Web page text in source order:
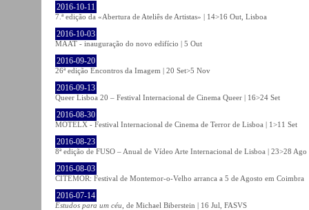
2016-10-11
7.ª edição da «Abertura de Ateliês de Artistas» | 14>16 Out, Lisboa
2016-10-03
MAAT - inauguração do novo edifício | 5 Out
2016-09-20
26ª edição Encontros da Imagem | 20 Set>5 Nov
2016-09-13
Queer Lisboa 20 – Festival Internacional de Cinema Queer | 16>24 Set
2016-08-30
MOTELX - Festival Internacional de Cinema de Terror de Lisboa | 1>11 Set
2016-08-23
8ª edição de FUSO – Anual de Vídeo Arte Internacional de Lisboa | 23>28 Ago
2016-08-03
CITEMOR: Festival de Montemor-o-Velho arranca a 5 de Agosto em Coimbra
2016-07-14
Estudos para um céu , de Michael Biberstein | 16 Jul, FASVS